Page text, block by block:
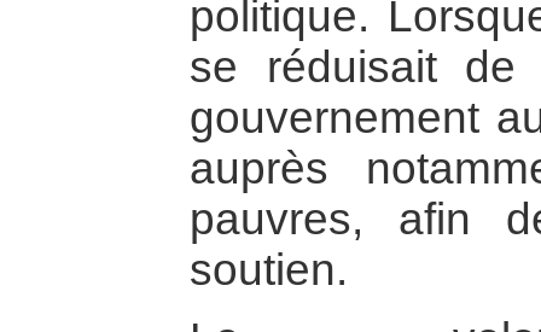
politique.
se réduisait de
gouvernement
auprès
pauvres, afin
soutien.